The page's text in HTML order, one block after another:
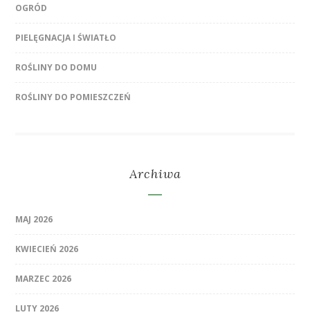
OGRÓD
PIELĘGNACJA I ŚWIATŁO
ROŚLINY DO DOMU
ROŚLINY DO POMIESZCZEŃ
Archiwa
MAJ 2026
KWIECIEŃ 2026
MARZEC 2026
LUTY 2026